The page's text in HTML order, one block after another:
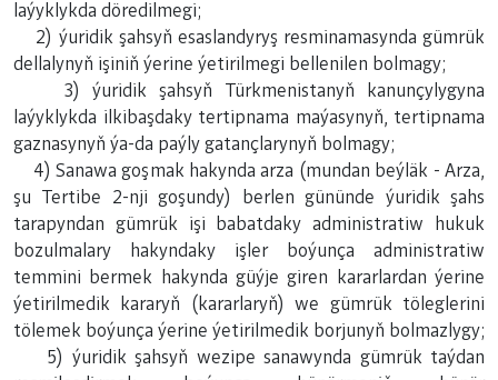
laýyklykda döredilmegi;
2) ýuridik şahsyň esaslandyryş resminamasynda gümrük
dellalynyň işiniň ýerine ýetirilmegi bellenilen bolmagy;
3) ýuridik şahsyň Türkmenistanyň kanunçylygyna
laýyklykda ilkibaşdaky tertipnama maýasynyň, tertipnama
gaznasynyň ýa-da paýly gatançlarynyň bolmagy;
4) Sanawa goşmak hakynda arza (mundan beýläk - Arza,
şu Tertibe 2-nji goşundy) berlen gününde ýuridik şahs
tarapyndan gümrük işi babatdaky administratiw hukuk
bozulmalary hakyndaky işler boýunça administratiw
temmini bermek hakynda güýje giren kararlardan ýerine
ýetirilmedik kararyň (kararlaryň) we gümrük töleglerini
tölemek boýunça ýerine ýetirilmedik borjunyň bolmazlygy;
5) ýuridik şahsyň wezipe sanawynda gümrük taýdan